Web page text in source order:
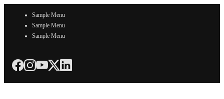
Sample Menu
Sample Menu
Sample Menu